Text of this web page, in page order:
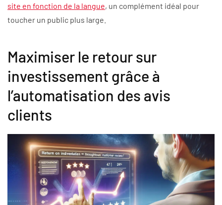
site en fonction de la langue, un complément idéal pour
toucher un public plus large.
Maximiser le retour sur
investissement grâce à
l’automatisation des avis
clients